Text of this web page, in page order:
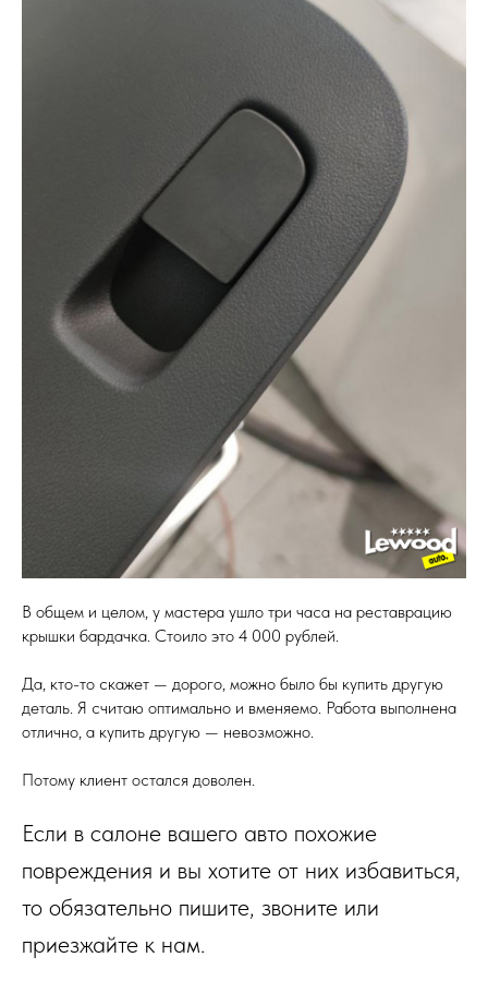
В общем и целом, у мастера ушло три часа на реставрацию
крышки бардачка. Стоило это 4 000 рублей.
Да, кто-то скажет — дорого, можно было бы купить другую
деталь. Я считаю оптимально и вменяемо. Работа выполнена
отлично, а купить другую — невозможно.
Потому клиент остался доволен.
Если в салоне вашего авто похожие
повреждения и вы хотите от них избавиться,
то обязательно пишите, звоните или
приезжайте к нам.